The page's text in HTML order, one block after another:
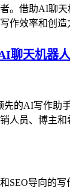
。借助AI聊
作效率和创造
聊天机器
先的AI写作助
人员、博主
SEO导向的写